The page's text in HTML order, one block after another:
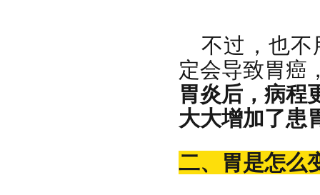
不过，也不
定会导致胃癌
胃炎后，病程
大大增加了患
二、胃是怎么